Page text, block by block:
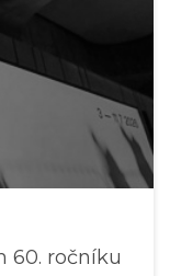
60. ročníku